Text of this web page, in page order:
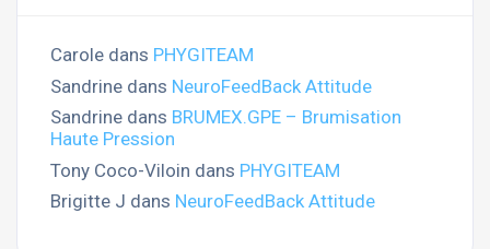
Carole dans PHYGITEAM
Sandrine dans NeuroFeedBack Attitude
Sandrine dans BRUMEX.GPE – Brumisation
Haute Pression
Tony Coco-Viloin dans PHYGITEAM
Brigitte J dans NeuroFeedBack Attitude